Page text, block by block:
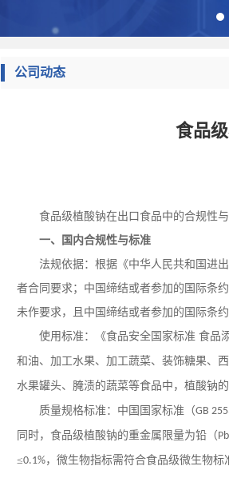
公司动态
食品
食品级植酸钠在出口食品中的合规性
一、国内合规性与标准
法规依据：根据《中华人民共和国进
者合同要求；中国缔结或者参加的国际条
未作要求，且中国缔结或者参加的国际条
使用标准：《食品安全国家标准 食品
和油、加工水果、加工蔬菜、装饰糖果、
水果罐头、腌渍的蔬菜等食品中，植酸钠
质量规格标准：中国国家标准（GB
同时，食品级植酸钠的重金属限量为铅（Pb
≤0.1%，微生物指标需符合食品级微生物标